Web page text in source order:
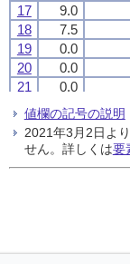
17
9.0
18
7.5
19
0.0
20
0.0
21
0.0
22
19.5
23
0.0
24
0.0
30
11.0
17
9.0
18
7.5
19
0.0
20
0.0
21
0.0
22
19.5
23
0.0
24
0.0
30
11.0
17
9.0
18
7.5
19
0.0
20
0.0
21
0.0
22
19.5
23
0.0
24
0.0
30
11.0
17
9.0
18
7.5
19
0.0
20
0.0
21
0.0
22
19.5
23
0.0
24
0.0
30
11.0
値欄の記号の説明
2021年3月2日よ
せん。詳しくは要